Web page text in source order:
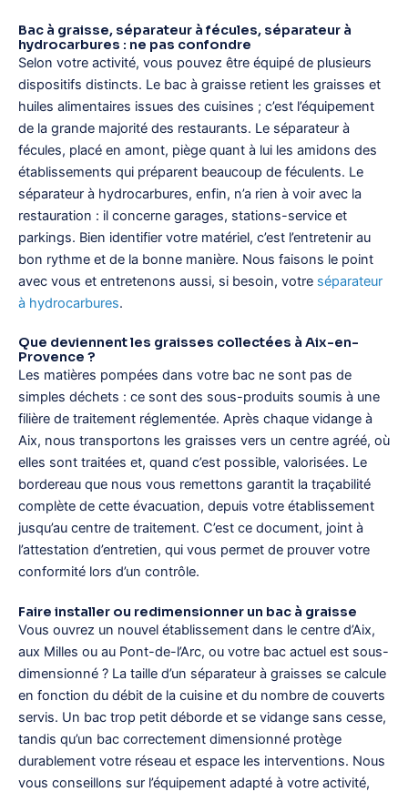
Bac à graisse, séparateur à fécules, séparateur à
hydrocarbures : ne pas confondre
Selon votre activité, vous pouvez être équipé de plusieurs
dispositifs distincts. Le bac à graisse retient les graisses et
huiles alimentaires issues des cuisines ; c’est l’équipement
de la grande majorité des restaurants. Le séparateur à
fécules, placé en amont, piège quant à lui les amidons des
établissements qui préparent beaucoup de féculents. Le
séparateur à hydrocarbures, enfin, n’a rien à voir avec la
restauration : il concerne garages, stations-service et
parkings. Bien identifier votre matériel, c’est l’entretenir au
bon rythme et de la bonne manière. Nous faisons le point
avec vous et entretenons aussi, si besoin, votre séparateur
à hydrocarbures.
Que deviennent les graisses collectées à Aix-en-
Provence ?
Les matières pompées dans votre bac ne sont pas de
simples déchets : ce sont des sous-produits soumis à une
filière de traitement réglementée. Après chaque vidange à
Aix, nous transportons les graisses vers un centre agréé, où
elles sont traitées et, quand c’est possible, valorisées. Le
bordereau que nous vous remettons garantit la traçabilité
complète de cette évacuation, depuis votre établissement
jusqu’au centre de traitement. C’est ce document, joint à
l’attestation d’entretien, qui vous permet de prouver votre
conformité lors d’un contrôle.
Faire installer ou redimensionner un bac à graisse
Vous ouvrez un nouvel établissement dans le centre d’Aix,
aux Milles ou au Pont-de-l’Arc, ou votre bac actuel est sous-
dimensionné ? La taille d’un séparateur à graisses se calcule
en fonction du débit de la cuisine et du nombre de couverts
servis. Un bac trop petit déborde et se vidange sans cesse,
tandis qu’un bac correctement dimensionné protège
durablement votre réseau et espace les interventions. Nous
vous conseillons sur l’équipement adapté à votre activité,